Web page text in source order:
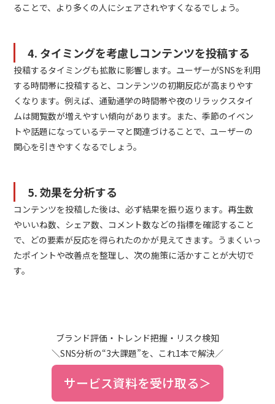
ることで、より多くの人にシェアされやすくなるでしょう。
4. タイミングを考慮しコンテンツを投稿する
投稿するタイミングも拡散に影響します。ユーザーがSNSを利用
する時間帯に投稿すると、コンテンツの初期反応が高まりやす
くなります。例えば、通勤通学の時間帯や夜のリラックスタイ
ムは閲覧数が増えやすい傾向があります。また、季節のイベン
トや話題になっているテーマと関連づけることで、ユーザーの
関心を引きやすくなるでしょう。
5. 効果を分析する
コンテンツを投稿した後は、必ず結果を振り返ります。再生数
やいいね数、シェア数、コメント数などの指標を確認すること
で、どの要素が反応を得られたのかが見えてきます。うまくいっ
たポイントや改善点を整理し、次の施策に活かすことが大切で
す。
ブランド評価・トレンド把握・リスク検知
＼SNS分析の“3大課題”を、これ1本で解決／
サービス資料を受け取る＞